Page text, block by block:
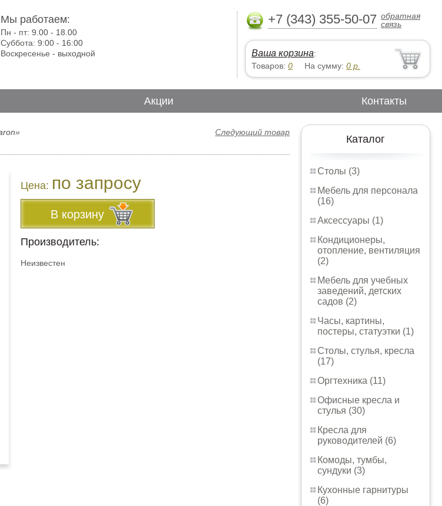
Мы работаем:
Пн - пт:9.00 - 18.00
Суббота:9:00 - 16:00
Воскресенье - выходной
+7 (343) 355-50-07 обратная
связь
Ваша корзина:
Товаров: 0 На сумму: 0 р.
Акции Контакты
Каталог
Столы (3)
Мебель для персонала
(16)
Аксессуары (1)
Кондиционеры,
отопление, вентиляция
(2)
Мебель для учебных
заведений, детских
садов (2)
Часы, картины,
постеры, статуэтки (1)
Столы, стулья, кресла
(17)
Оргтехника (11)
Офисные кресла и
стулья (30)
Кресла для
руководителей (6)
Комоды, тумбы,
сундуки (3)
Кухонные гарнитуры
(6)
Следующий товар
Цена: по запросу
В корзину
Производитель:
Неизвестен